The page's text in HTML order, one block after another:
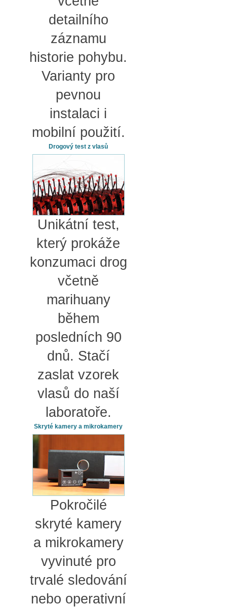
detailního
záznamu
historie pohybu.
Varianty pro
pevnou
instalaci i
mobilní použití.
Drogový test z vlasů
Unikátní test,
který prokáže
konzumaci drog
včetně
marihuany
během
posledních 90
dnů. Stačí
zaslat vzorek
vlasů do naší
laboratoře.
Skryté kamery a mikrokamery
Pokročilé
skryté kamery
a mikrokamery
vyvinuté pro
trvalé sledování
nebo operativní